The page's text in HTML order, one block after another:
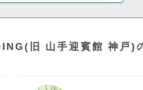
旧 山手迎賓館 神戸)